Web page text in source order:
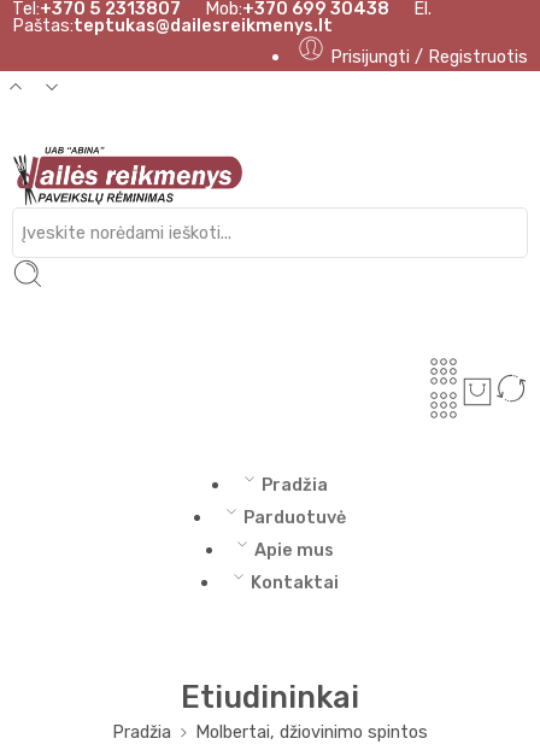
Tel:+370 5 2313807 Mob:+370 699 30438 El.
Paštas:teptukas@dailesreikmenys.lt
Prisijungti / Registruotis
Pradžia
Parduotuvė
Apie mus
Kontaktai
Etiudininkai
Pradžia Molbertai, džiovinimo spintos